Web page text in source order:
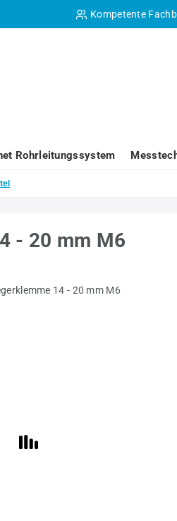
Kompetente
Rohrleitungssystem
- 20 mm M6